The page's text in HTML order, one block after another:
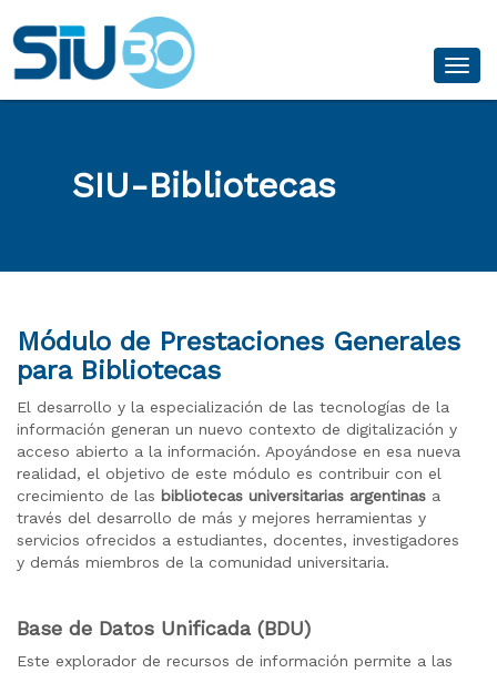
SIU-Bibliotecas
Módulo de Prestaciones Generales
para Bibliotecas
El desarrollo y la especialización de las tecnologías de la
información generan un nuevo contexto de digitalización y
acceso abierto a la información. Apoyándose en esa nueva
realidad, el objetivo de este módulo es contribuir con el
crecimiento de las bibliotecas universitarias argentinas a
través del desarrollo de más y mejores herramientas y
servicios ofrecidos a estudiantes, docentes, investigadores
y demás miembros de la comunidad universitaria.
Base de Datos Unificada (BDU)
Este explorador de recursos de información permite a las